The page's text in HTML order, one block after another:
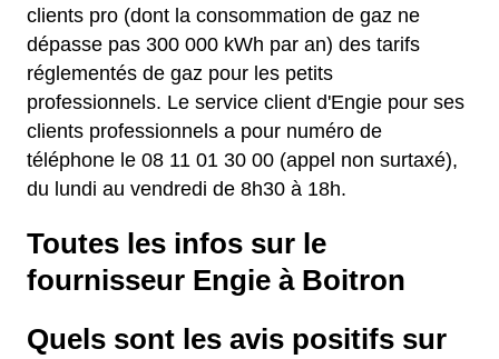
clients pro (dont la consommation de gaz ne
dépasse pas 300 000 kWh par an) des tarifs
réglementés de gaz pour les petits
professionnels. Le service client d'Engie pour ses
clients professionnels a pour numéro de
téléphone le 08 11 01 30 00 (appel non surtaxé),
du lundi au vendredi de 8h30 à 18h.
Toutes les infos sur le
fournisseur Engie à Boitron
Quels sont les avis positifs sur